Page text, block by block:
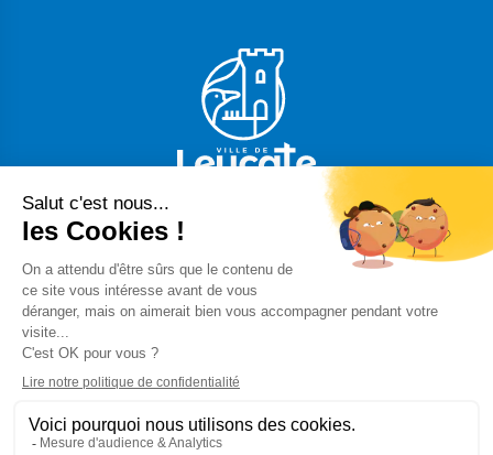
Nos labels qualité
Mentions légales